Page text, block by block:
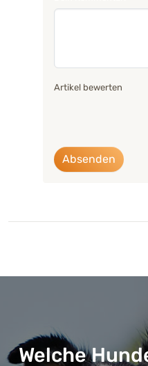
Artikel bewerten
Absenden
Welche